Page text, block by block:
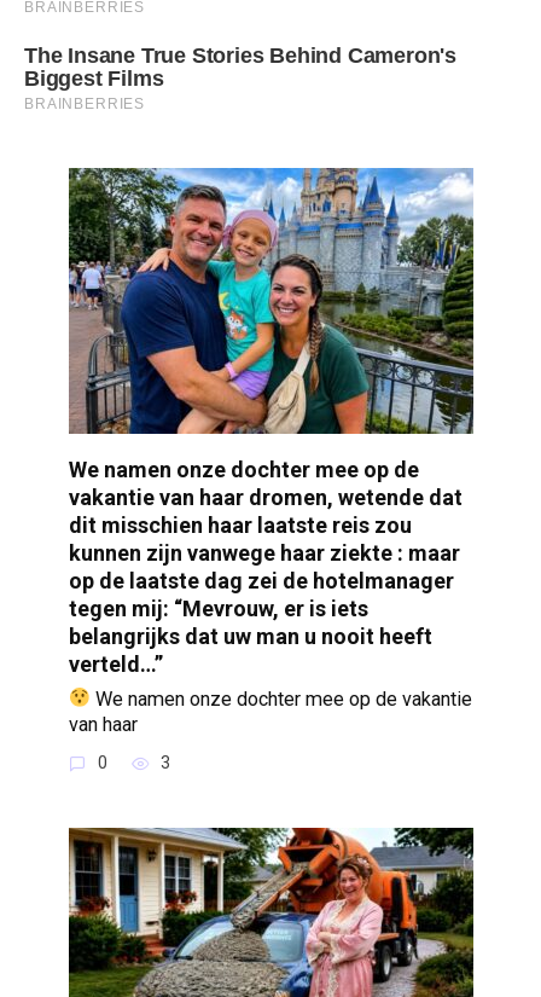
We namen onze dochter mee op de
vakantie van haar dromen, wetende dat
dit misschien haar laatste reis zou
kunnen zijn vanwege haar ziekte : maar
op de laatste dag zei de hotelmanager
tegen mij: “Mevrouw, er is iets
belangrijks dat uw man u nooit heeft
verteld…”
We namen onze dochter mee op de vakantie
van haar
0 3